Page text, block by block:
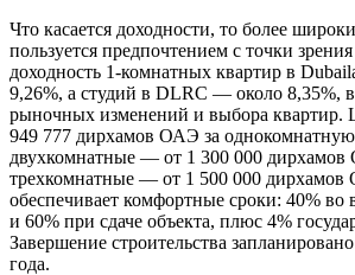
Что касается доходности, то более
пользуется предпочтением с точки
доходность 1-комнатных квартир в
9,26%, а студий в DLRC — около 8,35%,
рыночных изменений и выбора квартир.
949 777 дирхамов ОАЭ за однокомнатную
двухкомнатные — от 1 300 000
трехкомнатные — от 1 500 000
обеспечивает комфортные сроки: 40% во
и 60% при сдаче объекта, плюс 4%
Завершение строительства
года.